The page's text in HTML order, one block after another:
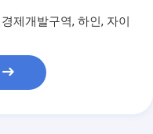
제개발구역, 하인, 자이